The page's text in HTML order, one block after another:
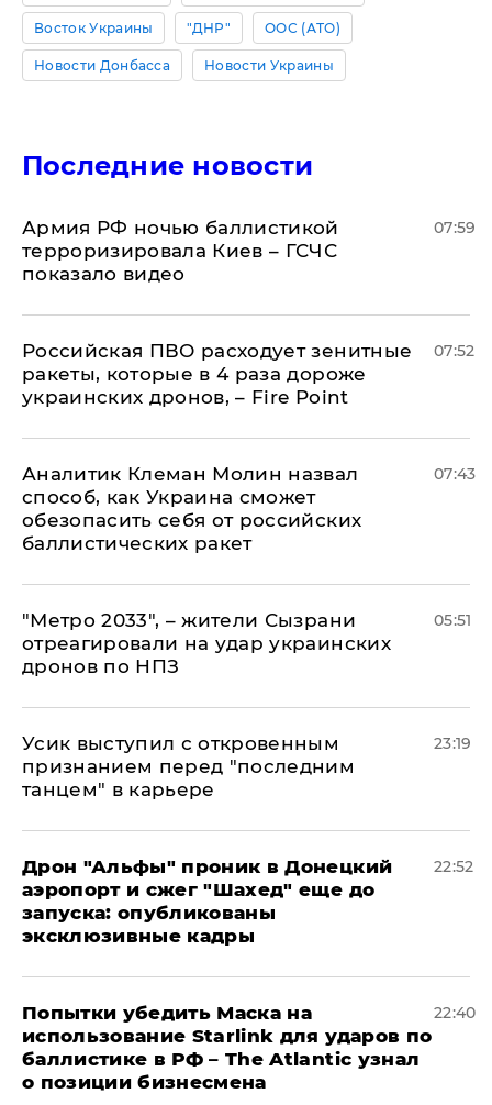
Восток Украины "ДНР" ООС (АТО)
Новости Донбасса Новости Украины
Последние новости
Армия РФ ночью баллистикой
терроризировала Киев – ГСЧС
показало видео
07:59
Российская ПВО расходует зенитные
ракеты, которые в 4 раза дороже
украинских дронов, – Fire Point
07:52
Аналитик Клеман Молин назвал
способ, как Украина сможет
обезопасить себя от российских
баллистических ракет
07:43
"Метро 2033", – жители Сызрани
отреагировали на удар украинских
дронов по НПЗ
05:51
Усик выступил с откровенным
признанием перед "последним
танцем" в карьере
23:19
Дрон "Альфы" проник в Донецкий
аэропорт и сжег "Шахед" еще до
запуска: опубликованы
эксклюзивные кадры
22:52
Попытки убедить Маска на
использование Starlink для ударов по
баллистике в РФ – The Atlantic узнал
о позиции бизнесмена
22:40